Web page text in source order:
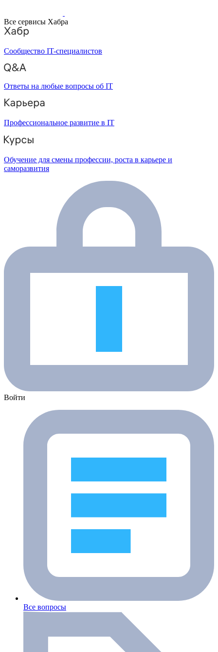
Все сервисы Хабра
Сообщество IT-специалистов
Ответы на любые вопросы об IT
Профессиональное развитие в IT
Обучение для смены профессии, роста в карьере и
саморазвития
Войти
Все вопросы